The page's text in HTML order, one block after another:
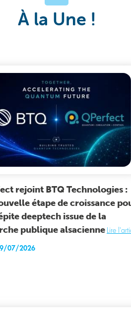
À la Une !
rejoint BTQ Technologies :
étape de croissance
deeptech issue de la
publique alsacienne
Lire
07/2026